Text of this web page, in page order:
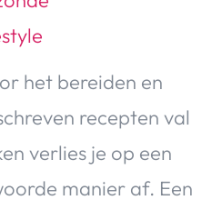
het bereiden en
recepten val
verlies je op een
manier af. Een